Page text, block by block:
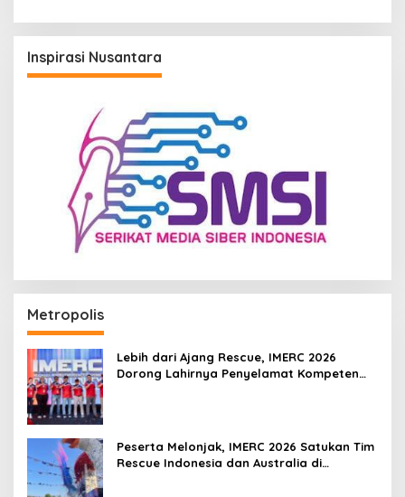
Inspirasi Nusantara
Metropolis
Lebih dari Ajang Rescue, IMERC 2026
Dorong Lahirnya Penyelamat Kompeten
Peserta Melonjak, IMERC 2026 Satukan Tim
Rescue Indonesia dan Australia di